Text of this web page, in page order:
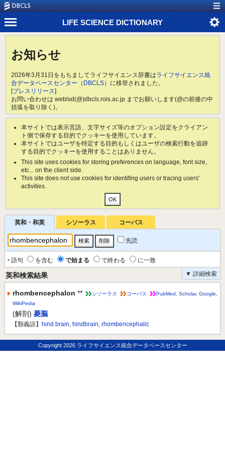
LIFE SCIENCE DICTIONARY
お知らせ
2026年3月31日をもちましてライフサイエンス辞書はライフサイエンス統
合データベースセンター（DBCLS） に移管されました。
[プレスリリース]
お問い合わせは weblsd(@)dbcls.rois.ac.jp までお願いします(@の前後の中
括弧を取り除く)。
本サイトでは表示言語、文字サイズ等のオプション設定をクライアン
ト側で保存する目的でクッキーを使用しています。
本サイトではユーザを特定する目的もしくはユーザの検索行動を追跡
する目的でクッキーを使用することはありません。
This site uses cookies for storing preferences on language, font size,
etc... on the client side.
This site does not use cookies for identifing users or tracing users'
activities.
英和・和英 シソーラス コーパス
先読
‣ 語句 を含む で始まる で終わる
に一致
▼ 詳細検索
英和検索結果
rhombencephalon ** シソーラス コーパス PubMed Scholar, Google
WikiPedia
(解剖) 菱脳
【類義語】 hind brain, hindbrain, rhombencephalic
Copyright2026 ライフサイエンス統合データベースセンター